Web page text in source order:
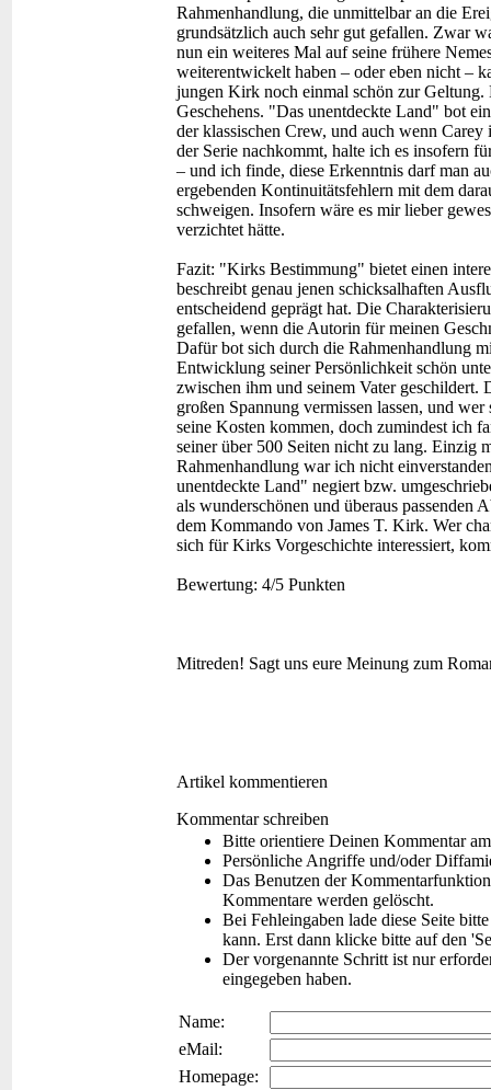
Rahmenhandlung, die unmittelbar an die
grundsätzlich auch sehr gut gefallen. Zwar
nun ein weiteres Mal auf seine frühere
weiterentwickelt haben – oder eben nicht –
jungen Kirk noch einmal schön zur
Geschehens. "Das unentdeckte Land" bot
der klassischen Crew, und auch wenn
der Serie nachkommt, halte ich es insofern
– und ich finde, diese Erkenntnis darf man
ergebenden Kontinuitätsfehlern mit dem
schweigen. Insofern wäre es mir lieber
verzichtet hätte.
Fazit: "Kirks Bestimmung" bietet einen
beschreibt genau jenen schicksalhaften
entscheidend geprägt hat. Die
gefallen, wenn die Autorin für meinen
Dafür bot sich durch die Rahmenhandlung
Entwicklung seiner Persönlichkeit schön
zwischen ihm und seinem Vater geschildert.
großen Spannung vermissen lassen, und
seine Kosten kommen, doch zumindest ich
seiner über 500 Seiten nicht zu lang. Einzig
Rahmenhandlung war ich nicht
unentdeckte Land" negiert bzw.
als wunderschönen und überaus passenden
dem Kommando von James T. Kirk. Wer
sich für Kirks Vorgeschichte interessiert,
Bewertung: 4/5 Punkten
Mitreden! Sagt uns eure Meinung zum
Artikel kommentieren
Kommentar schreiben
Bitte orientiere Deinen Kommentar
Persönliche Angriffe und/oder
Das Benutzen der
Kommentare werden gelöscht.
Bei Fehleingaben lade diese Seite
kann. Erst dann klicke bitte auf den
Der vorgenannte Schritt ist nur
eingegeben haben.
Name:
eMail:
Homepage: